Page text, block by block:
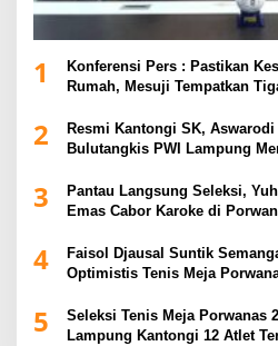
1
Konferensi Pers : Pastikan
Rumah, Mesuji Tempatkan
2
Resmi Kantongi SK,
Bulutangkis PWI Lampung
3
Pantau Langsung Seleksi,
Emas Cabor Karoke di
4
Faisol Djausal Suntik
Optimistis Tenis Meja
5
Seleksi Tenis Meja Porwanas
Lampung Kantongi 12 Atlet